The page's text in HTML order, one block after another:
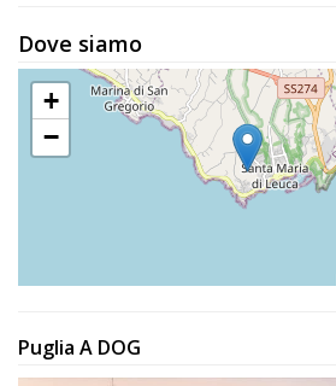
Accedi
Registrati
Dove siamo
+
−
Puglia A DOG